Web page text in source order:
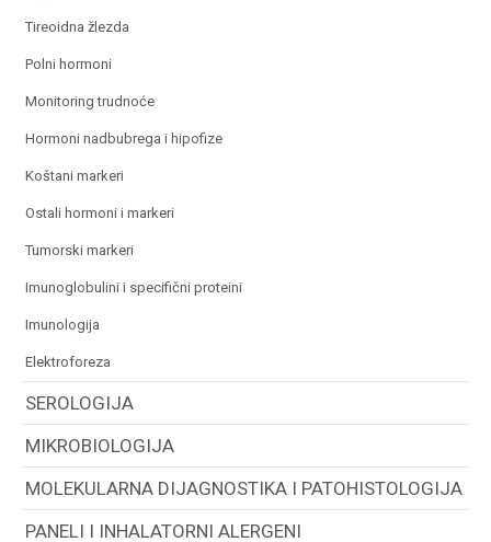
tireoidna žlezda
polni hormoni
monitoring trudnoće
hormoni nadbubrega i hipofize
koštani markeri
ostali hormoni i markeri
tumorski markeri
imunoglobulini i specifični proteini
imunologija
elektroforeza
SEROLOGIJA
MIKROBIOLOGIJA
MOLEKULARNA DIJAGNOSTIKA I PATOHISTOLOGIJA
PANELI I INHALATORNI ALERGENI